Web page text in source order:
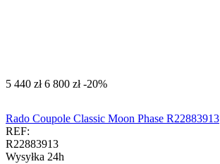
‍5 440‍ zł ‍6 800‍ zł -20%
Rado Coupole Classic Moon Phase R22883913
REF:
R22883913
Wysyłka 24h